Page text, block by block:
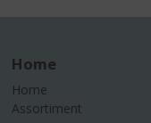
Home
Home
Assortiment